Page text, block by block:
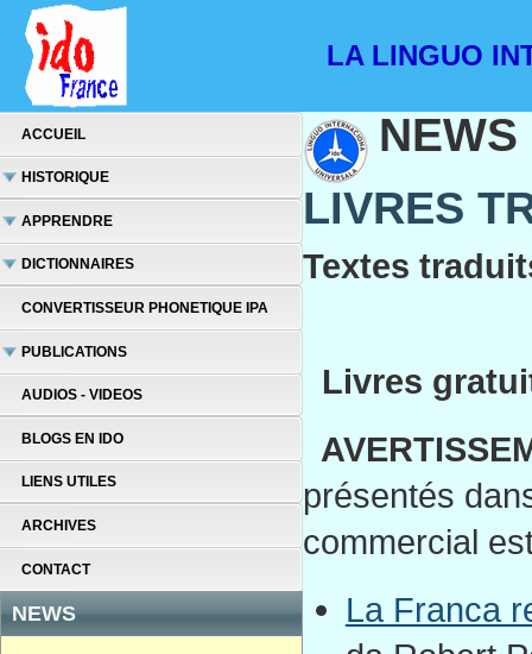
LA LINGUO
ACCUEIL
HISTORIQUE
APPRENDRE
DICTIONNAIRES
CONVERTISSEUR PHONETIQUE IPA
PUBLICATIONS
AUDIOS - VIDEOS
BLOGS EN IDO
LIENS UTILES
ARCHIVES
CONTACT
NEWS
NEWS
LIVRES
Textes
Livres
présentés
commercial
La Franca